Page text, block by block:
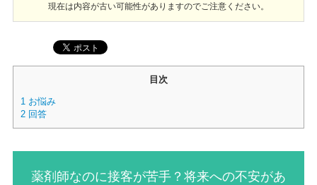
現在は内容が古い可能性がありますのでご注意ください。
目次
1お悩み
2回答
薬剤師なのに接客が苦手？将来への不安があ